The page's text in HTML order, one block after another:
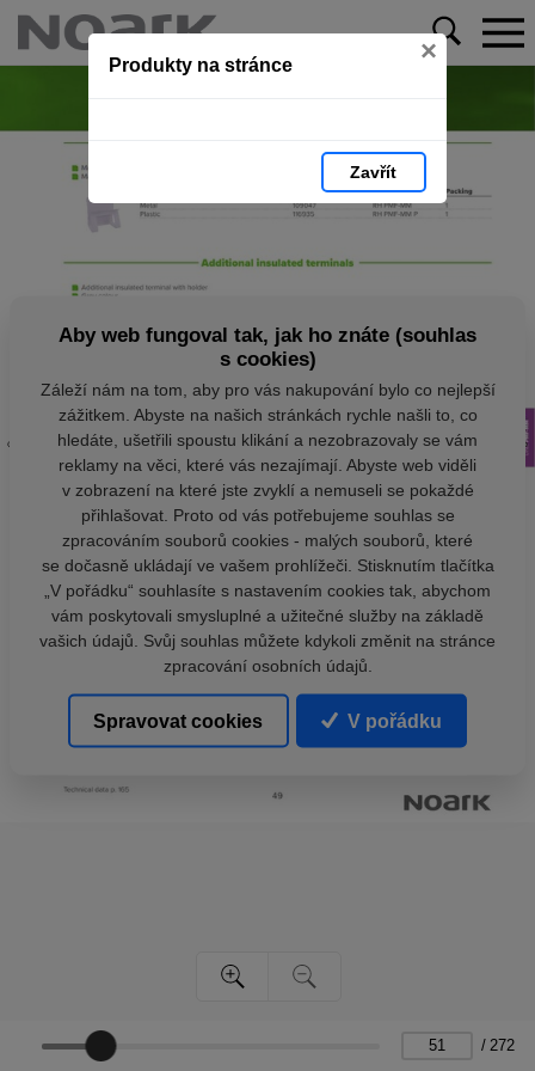
Produkty na stránce ×
Zavřít
/ 272
Aby web fungoval tak, jak ho znáte (souhlas
s cookies)
Záleží nám na tom, aby pro vás nakupování bylo co nejlepší
zážitkem. Abyste na našich stránkách rychle našli to, co
hledáte, ušetřili spoustu klikání a nezobrazovaly se vám
reklamy na věci, které vás nezajímají. Abyste web viděli
v zobrazení na které jste zvyklí a nemuseli se pokaždé
přihlašovat. Proto od vás potřebujeme souhlas se
zpracováním souborů cookies - malých souborů, které
se dočasně ukládají ve vašem prohlížeči. Stisknutím tlačítka
„V pořádku“ souhlasíte s nastavením cookies tak, abychom
vám poskytovali smysluplné a užitečné služby na základě
vašich údajů. Svůj souhlas můžete kdykoli změnit na stránce
zpracování osobních údajů.
Spravovat cookies V pořádku